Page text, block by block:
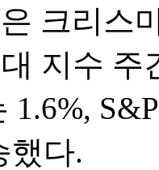
크리스
지수
1.6%,
했다.